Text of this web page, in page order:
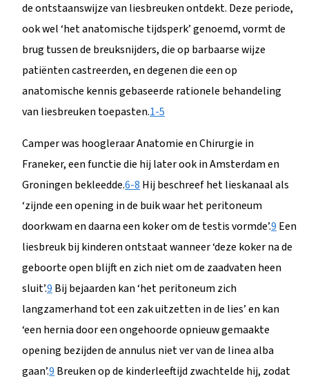
de ontstaanswijze van liesbreuken ontdekt. Deze periode,
ook wel ‘het anatomische tijdsperk’ genoemd, vormt de
brug tussen de breuksnijders, die op barbaarse wijze
patiënten castreerden, en degenen die een op
anatomische kennis gebaseerde rationele behandeling
van liesbreuken toepasten.1-5
Camper was hoogleraar Anatomie en Chirurgie in
Franeker, een functie die hij later ook in Amsterdam en
Groningen bekleedde.6-8 Hij beschreef het lieskanaal als
‘zijnde een opening in de buik waar het peritoneum
doorkwam en daarna een koker om de testis vormde’.9 Een
liesbreuk bij kinderen ontstaat wanneer ‘deze koker na de
geboorte open blijft en zich niet om de zaadvaten heen
sluit’.9 Bij bejaarden kan ‘het peritoneum zich
langzamerhand tot een zak uitzetten in de lies’ en kan
‘een hernia door een ongehoorde opnieuw gemaakte
opening bezijden de annulus niet ver van de linea alba
gaan’.9 Breuken op de kinderleeftijd zwachtelde hij, zodat